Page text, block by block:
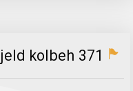
jeld kolbeh 371